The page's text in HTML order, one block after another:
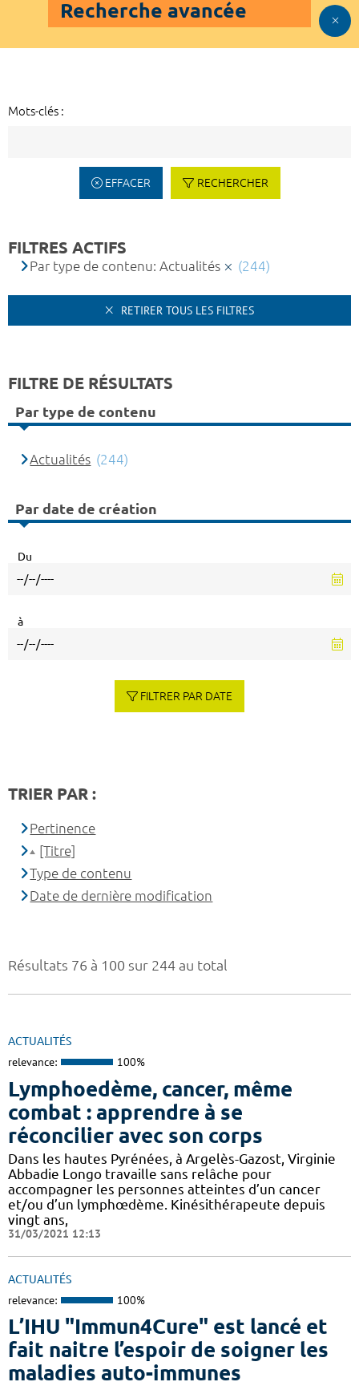
Recherche avancée
Mots-clés :
EFFACER RECHERCHER
Résultats 76 à 100 sur 244 au total
ACTUALITÉS
relevance: 100%
Lymphoedème, cancer, même
combat : apprendre à se
réconcilier avec son corps
Dans les hautes Pyrénées, à Argelès-Gazost, Virginie
Abbadie Longo travaille sans relâche pour
accompagner les personnes atteintes d’un cancer
et/ou d’un lymphœdème. Kinésithérapeute depuis
vingt ans,
31/03/2021 12:13
ACTUALITÉS
relevance: 100%
L’IHU "Immun4Cure" est lancé et
fait naitre l’espoir de soigner les
maladies auto-immunes
FILTRES ACTIFS
Par type de contenu: Actualités (244)
RETIRER TOUS LES FILTRES
FILTRE DE RÉSULTATS
Par type de contenu
Actualités (244)
Par date de création
Du
à
FILTRER PAR DATE
TRIER PAR :
Pertinence
[Titre]
Type de contenu
Date de dernière modification